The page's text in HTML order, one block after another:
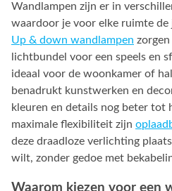
Wandlampen zijn er in
waardoor je voor elke ruimte
Up & down wandlampen
lichtbundel voor een speels en
ideaal voor de woonkamer of
benadrukt kunstwerken en
kleuren en details nog beter tot
maximale flexibiliteit zijn
deze draadloze verlichting
wilt, zonder gedoe met
Waarom kiezen voor een